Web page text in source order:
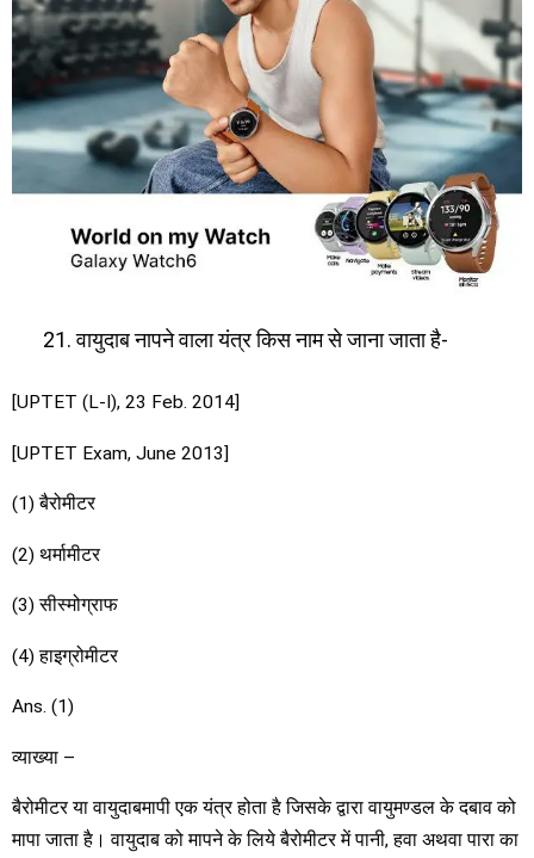
वायुदाब नापने वाला यंत्र किस नाम से जाना जाता है-
[UPTET (L-I), 23 Feb. 2014]
[UPTET Exam, June 2013]
(1) बैरोमीटर
(2) थर्मामीटर
(3) सीस्मोग्राफ
(4) हाइग्रोमीटर
Ans. (1)
व्याख्या –
बैरोमीटर या वायुदाबमापी एक यंत्र होता है जिसके द्वारा वायुमण्डल के दबाव को
मापा जाता है। वायुदाब को मापने के लिये बैरोमीटर में पानी, हवा अथवा पारा का